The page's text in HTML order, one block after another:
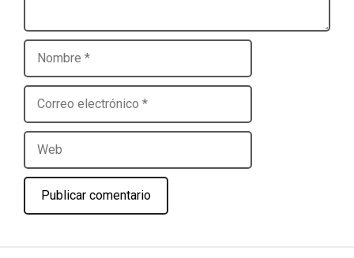
Nombre
Correo
electrónico
Web